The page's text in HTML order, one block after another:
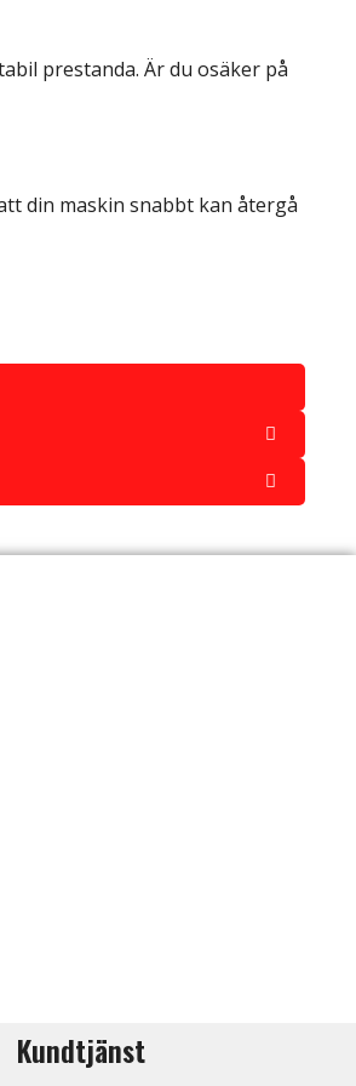
prestanda. Är du osäker på
din maskin snabbt kan återgå
Kundtjänst